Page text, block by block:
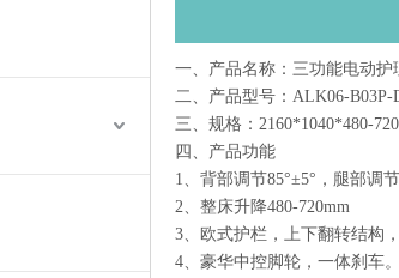
一、产品名称：三功能电动护
二、产品型号：ALK06-B03P-
三、规格：2160*1040*480-
四、产品功能
1、背部调节85°±5°，腿部调
2、整床升降480-720mm
3、欧式护栏，上下翻转结构
4、豪华中控脚轮，一体刹车。